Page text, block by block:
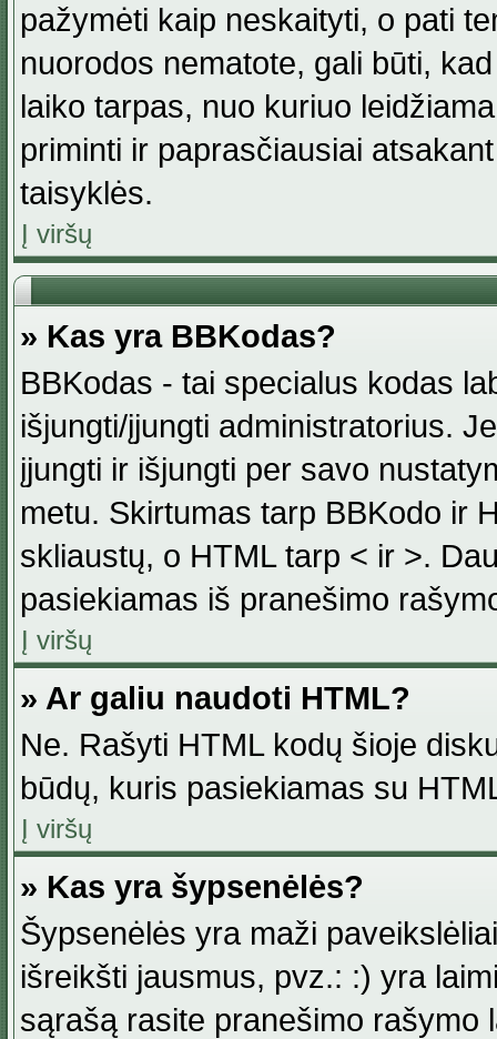
pažymėti kaip neskaityti, o pati
nuorodos nematote, gali būti,
laiko tarpas, nuo kuriuo
priminti ir paprasčiausiai
taisyklės.
Į viršų
» Kas yra BBKodas?
BBKodas - tai specialus kodas
išjungti/įjungti administratorius.
įjungti ir išjungti per savo
metu. Skirtumas tarp BBKodo ir
skliaustų, o HTML tarp < ir >.
pasiekiamas iš pranešimo
Į viršų
» Ar galiu naudoti HTML?
Ne. Rašyti HTML kodų šioje
būdų, kuris pasiekiamas su
Į viršų
» Kas yra šypsenėlės?
Šypsenėlės yra maži
išreikšti jausmus, pvz.: :) yra
sąrašą rasite pranešimo rašymo